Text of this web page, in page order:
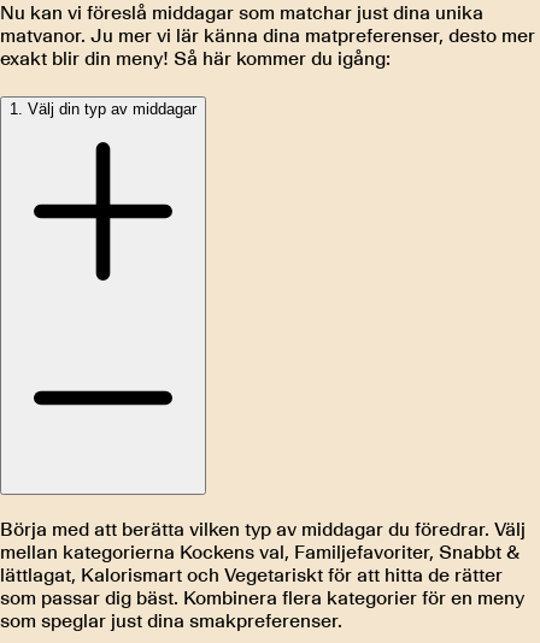
Nu kan vi föreslå middagar som matchar just dina unika
matvanor. Ju mer vi lär känna dina matpreferenser, desto mer
exakt blir din meny! Så här kommer du igång:
1. Välj din typ av middagar
Börja med att berätta vilken typ av middagar du föredrar. Välj
mellan kategorierna Kockens val, Familjefavoriter, Snabbt &
lättlagat, Kalorismart och Vegetariskt för att hitta de rätter
som passar dig bäst. Kombinera flera kategorier för en meny
som speglar just dina smakpreferenser.